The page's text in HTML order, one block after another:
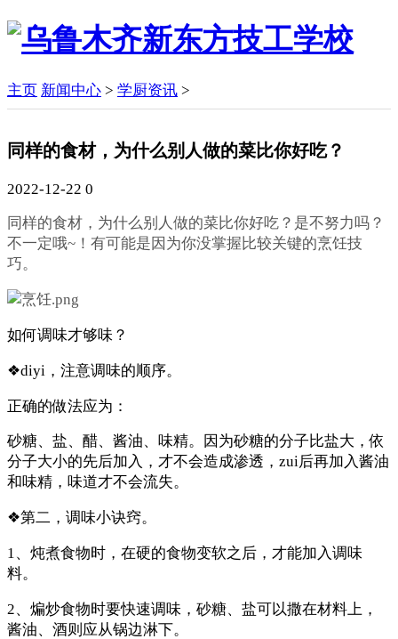
主页 新闻中心 > 学厨资讯 >
同样的食材，为什么别人做的菜比你好吃？
2022-12-22 0
同样的食材，为什么别人做的菜比你好吃？是不努力吗？
不一定哦~ ！有可能是因为你没掌握比较关键的烹饪技
巧。
如何调味才够味？
❖diyi，注意调味的顺序。
正确的做法应为：
砂糖、盐、醋、酱油、味精。因为砂糖的分子比盐大，依
分子大小的先后加入，才不会造成渗透，zui后再加入酱油
和味精，味道才不会流失。
❖第二，调味小诀窍。
1、炖煮食物时，在硬的食物变软之后，才能加入调味
料。
2、煸炒食物时要快速调味，砂糖、盐可以撒在材料上，
酱油、酒则应从锅边淋下。